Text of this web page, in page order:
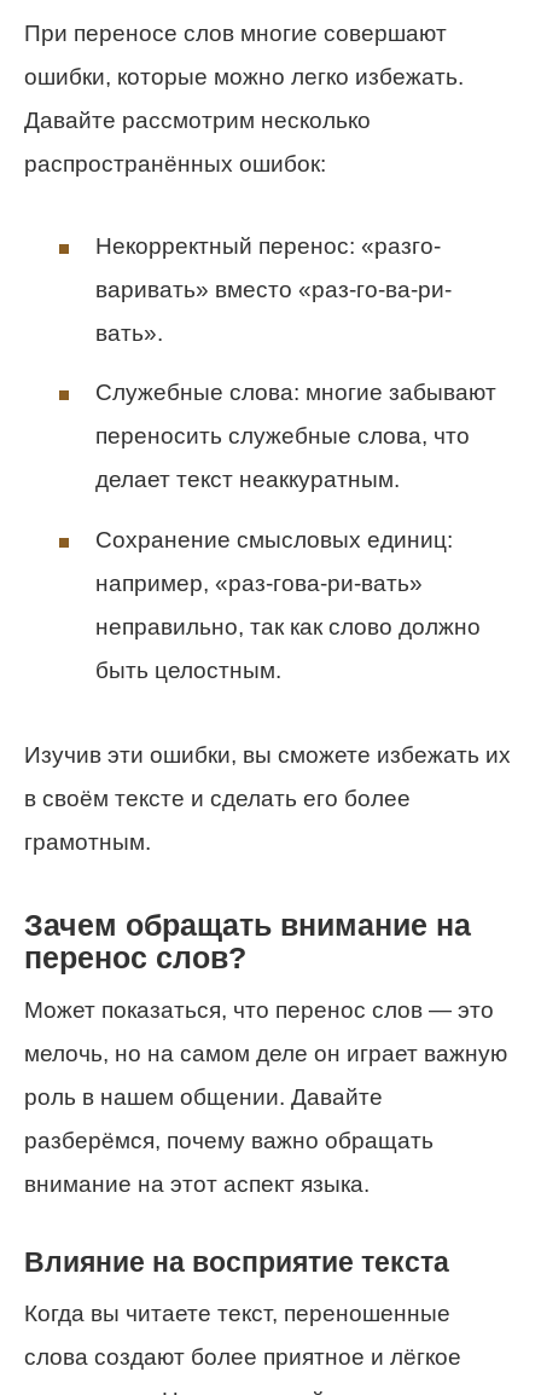
При переносе слов многие совершают
ошибки, которые можно легко избежать.
Давайте рассмотрим несколько
распространённых ошибок:
Некорректный перенос: «разго-
варивать» вместо «раз-го-ва-ри-
вать».
Служебные слова: многие забывают
переносить служебные слова, что
делает текст неаккуратным.
Сохранение смысловых единиц:
например, «раз-гова-ри-вать»
неправильно, так как слово должно
быть целостным.
Изучив эти ошибки, вы сможете избежать их
в своём тексте и сделать его более
грамотным.
Зачем обращать внимание на
перенос слов?
Может показаться, что перенос слов — это
мелочь, но на самом деле он играет важную
роль в нашем общении. Давайте
разберёмся, почему важно обращать
внимание на этот аспект языка.
Влияние на восприятие текста
Когда вы читаете текст, переношенные
слова создают более приятное и лёгкое